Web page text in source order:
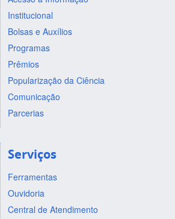
Institucional
Bolsas e Auxílios
Programas
Prêmios
Popularização da Ciência
Comunicação
Parcerias
Serviços
Ferramentas
Ouvidoria
Central de Atendimento